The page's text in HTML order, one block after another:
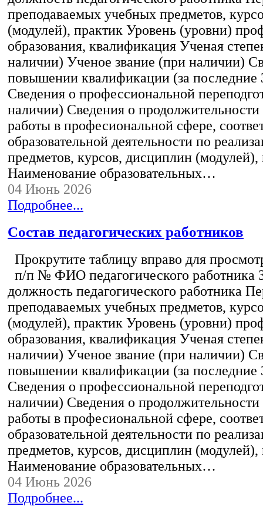
преподаваемых учебных предметов,
(модулей), практик Уровень (уровни)
образования, квалификация Ученая
наличии) Ученое звание (при наличии)
повышении квалификации (за последние
Сведения о профессиональной
наличии) Сведения о
работы в професиональной сфере,
образовательной деятельности по
предметов, курсов, дисциплин (модулей),
Наименование образовательных…
04 Июнь 2026
Подробнее...
Состав педагогических работников
Прокрутите таблицу вправо для
п/п № ФИО педагогического работника
должность педагогического работника
преподаваемых учебных предметов,
(модулей), практик Уровень (уровни)
образования, квалификация Ученая
наличии) Ученое звание (при наличии)
повышении квалификации (за последние
Сведения о профессиональной
наличии) Сведения о
работы в професиональной сфере,
образовательной деятельности по
предметов, курсов, дисциплин (модулей),
Наименование образовательных…
04 Июнь 2026
Подробнее...